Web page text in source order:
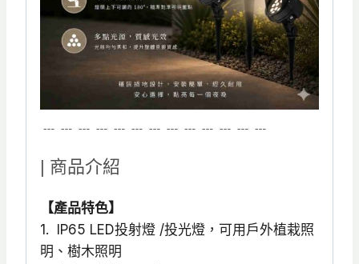
| 商品介紹
【產品特色】
1. IP65 LED投射燈 /投光燈，可用戶外植栽照
明、樹木照明